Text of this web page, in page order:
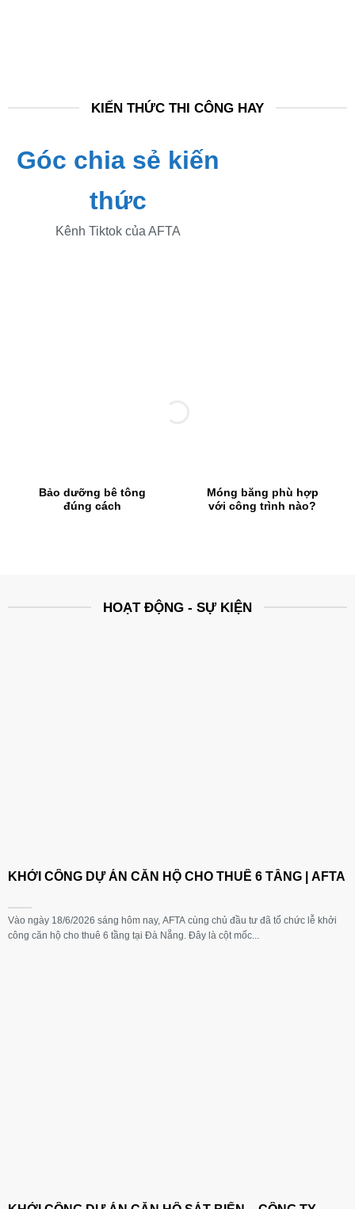
KIẾN THỨC THI CÔNG HAY
Góc chia sẻ kiến
thức
Kênh Tiktok của AFTA
Bảo dưỡng bê tông
đúng cách
Móng băng phù hợp
với công trình nào?
HOẠT ĐỘNG - SỰ KIỆN
KHỞI CÔNG DỰ ÁN CĂN HỘ CHO THUÊ 6 TẦNG | AFTA
Vào ngày 18/6/2026 sáng hôm nay, AFTA cùng chủ đầu tư đã tổ chức lễ khởi
công căn hộ cho thuê 6 tầng tại Đà Nẵng. Đây là cột mốc...